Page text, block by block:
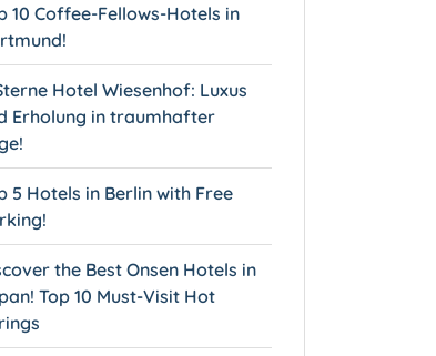
10 Coffee-Fellows-Hotels in
Hotel Wiesenhof: Luxus
Erholung in traumhafter
5 Hotels in Berlin with Free
the Best Onsen Hotels in
Top 10 Must-Visit Hot